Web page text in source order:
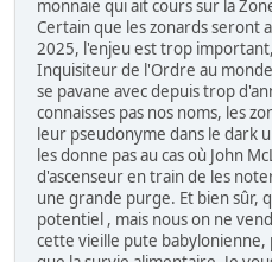
monnaie qui ait cours sur la
Certain que les zonards seront
2025, l'enjeu est trop
Inquisiteur de l'Ordre au
se pavane avec depuis trop
connaisses pas nos noms, les
leur pseudonyme dans le dark
les donne pas au cas où John
d'ascenseur en train de les
une grande purge. Et bien sûr,
potentiel , mais nous on ne
cette vieille pute babylonienne,